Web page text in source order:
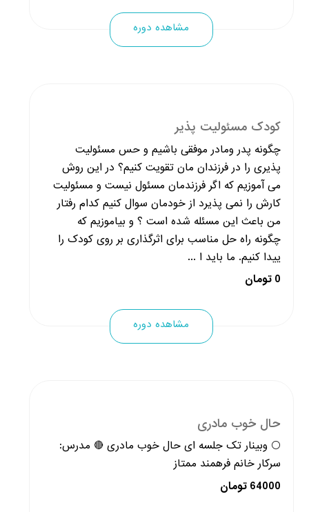
مشاهده دوره
کودک مسئولیت پذیر
چگونه پدر ومادر موفقی باشیم و حس مسئولیت
پذیری را در فرزندان مان تقویت کنیم؟ در این روش
می آموزیم که اگر فرزندمان مسئول نیست و مسئولیت
کارش را نمی پذیرد از خودمان سوال کنیم کدام رفتار
من باعث این مسئله شده است ؟ و بیاموزیم که
چگونه راه حل مناسب برای اثرگذاری بر روی کودک را
ییدا کنیم. ما باید ا ...
0 تومان
مشاهده دوره
حال خوب مادری
⚪️ وبینار تک جلسه ای حال خوب مادری 🔴 مدرس:
سرکار خانم فرهمند ممتاز
64000 تومان